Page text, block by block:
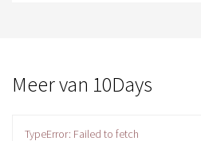
Meer van 10Days
TypeError: Failed to fetch